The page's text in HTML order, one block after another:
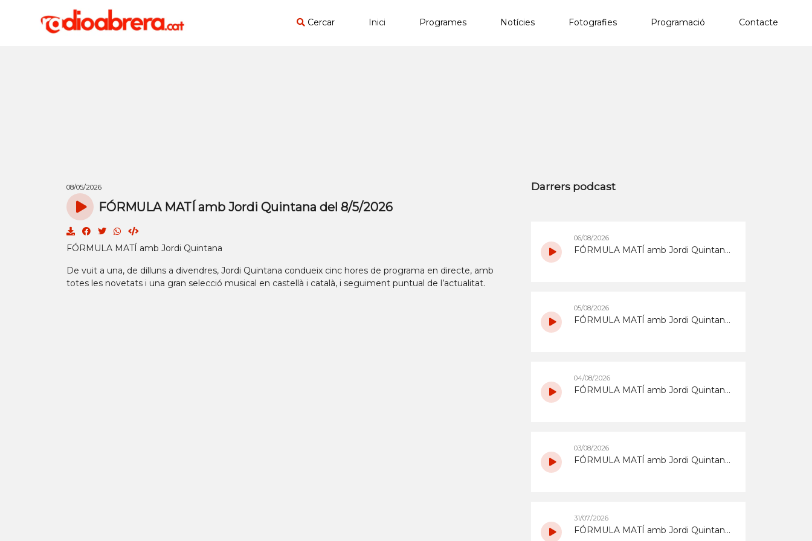
Cercar Inici Programes Notícies Fotografies Programació Contacte
08/05/2026
FÓRMULA MATÍ amb Jordi Quintana del 8/5/2026
FÓRMULA MATÍ amb Jordi Quintana
De vuit a una, de dilluns a divendres, Jordi Quintana condueix cinc hores de programa en directe, amb
totes les novetats i una gran selecció musical en castellà i català, i seguiment puntual de l’actualitat.
Darrers podcast
06/08/2026
FÓRMULA MATÍ amb Jordi Quintana del 6/8/2026
05/08/2026
FÓRMULA MATÍ amb Jordi Quintana del 5/8/2026
04/08/2026
FÓRMULA MATÍ amb Jordi Quintana del 4/8/2026
03/08/2026
FÓRMULA MATÍ amb Jordi Quintana del 3/8/2026
31/07/2026
FÓRMULA MATÍ amb Jordi Quintana del 31/7/2026